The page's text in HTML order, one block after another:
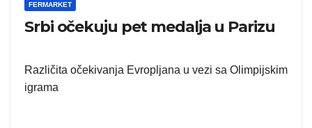
FERMARKET
Srbi očekuju pet medalja u Parizu
Različita očekivanja Evropljana u vezi sa Olimpijskim
igrama